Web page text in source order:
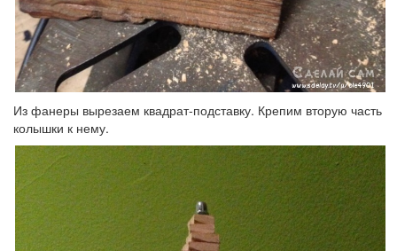
Из фанеры вырезаем квадрат-подставку. Крепим вторую часть
колышки к нему.